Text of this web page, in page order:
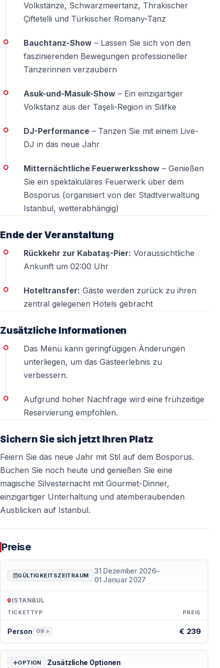
Silvesterpakete auf dem Bosporus enthalten oft
Abendessen, Vorspeisen, Hauptgericht, Dessert, Obst,
Musikprogramm, DJ und Countdown. Die größten
Programme beinhalten nur alkoholfreie Getränke,
Importgetränke, Cocktails oder Champagner können
extra berechnet werden.
Volkstänze, Schwarzmeertanz, Thrakischer
Çiftetelli und Türkischer Romany-Tanz
Bauchtanz-Show – Lassen Sie sich von den
faszinierenden Bewegungen professioneller
Tänzerinnen verzaubern
Asuk-und-Masuk-Show – Ein einzigartiger
Volkstanz aus der Taşeli-Region in Silifke
DJ-Performance – Tanzen Sie mit einem Live-
DJ in das neue Jahr
Mitternächtliche Feuerwerksshow – Genießen
Sie ein spektakuläres Feuerwerk über dem
Bosporus (organisiert von der Stadtverwaltung
Istanbul, wetterabhängig)
Ende der Veranstaltung
Rückkehr zur Kabataş-Pier: Voraussichtliche
Ankunft um 02:00 Uhr
Hoteltransfer: Gäste werden zurück zu ihren
zentral gelegenen Hotels gebracht
Zusätzliche Informationen
Das Menü kann geringfügigen Änderungen
unterliegen, um das Gästeerlebnis zu
verbessern.
Aufgrund hoher Nachfrage wird eine frühzeitige
Reservierung empfohlen.
Sichern Sie sich jetzt Ihren Platz
Feiern Sie das neue Jahr mit Stil auf dem Bosporus.
Buchen Sie noch heute und genießen Sie eine
magische Silvesternacht mit Gourmet-Dinner,
einzigartiger Unterhaltung und atemberaubenden
Ausblicken auf Istanbul.
Preise
GÜLTIGKEITSZEITRAUM
31 Dezember 2026–
01 Januar 2027
ISTANBUL
TICKETTYP PREIS
Person 09 > € 239
OPTION Zusätzliche Optionen